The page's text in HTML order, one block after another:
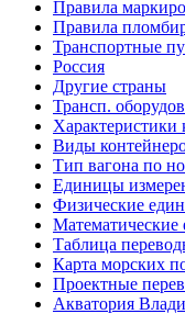
Правила
Правила
Транспортные
Россия
Другие страны
Трансп.
Характеристики
Виды
Тип вагона по
Единицы
Физические
Таблица
Карта морских
Проектные
Акватория